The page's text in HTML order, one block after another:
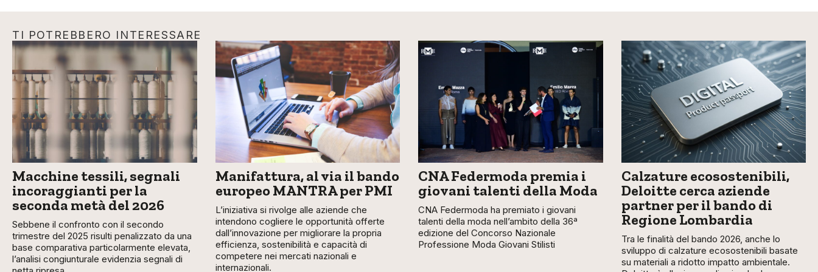
TI POTREBBERO INTERESSARE
Macchine tessili, segnali
incoraggianti per la
seconda metà del 2026
Sebbene il confronto con il secondo
trimestre del 2025 risulti penalizzato da una
base comparativa particolarmente elevata,
l’analisi congiunturale evidenzia segnali di
Manifattura, al via il bando
europeo MANTRA per PMI
L’iniziativa si rivolge alle aziende che
intendono cogliere le opportunità offerte
dall’innovazione per migliorare la propria
efficienza, sostenibilità e capacità di
competere nei mercati nazionali e
internazionali.
CNA Federmoda premia i
giovani talenti della Moda
CNA Federmoda ha premiato i giovani
talenti della moda nell’ambito della 36ª
edizione del Concorso Nazionale
Professione Moda Giovani Stilisti
Calzature ecosostenibili,
Deloitte cerca aziende
partner per il bando di
Regione Lombardia
Tra le finalità del bando 2026, anche lo
sviluppo di calzature ecosostenibili basate
su materiali a ridotto impatto ambientale.